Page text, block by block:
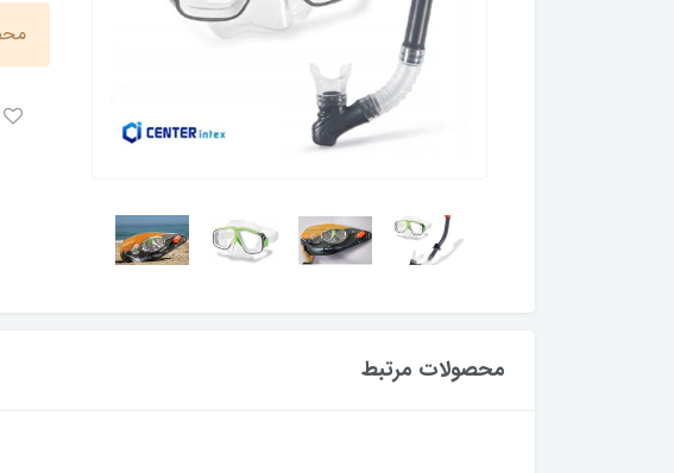
محصولات مرتبط